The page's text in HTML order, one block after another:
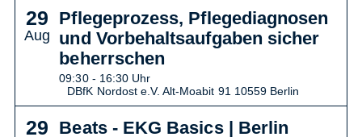
29
Aug
Pflegeprozess, Pflegediagnosen
und Vorbehaltsaufgaben sicher
beherrschen
09:30 - 16:30 Uhr
DBfK Nordost e.V. Alt-Moabit 91 10559 Berlin
29 Beats - EKG Basics | Berlin